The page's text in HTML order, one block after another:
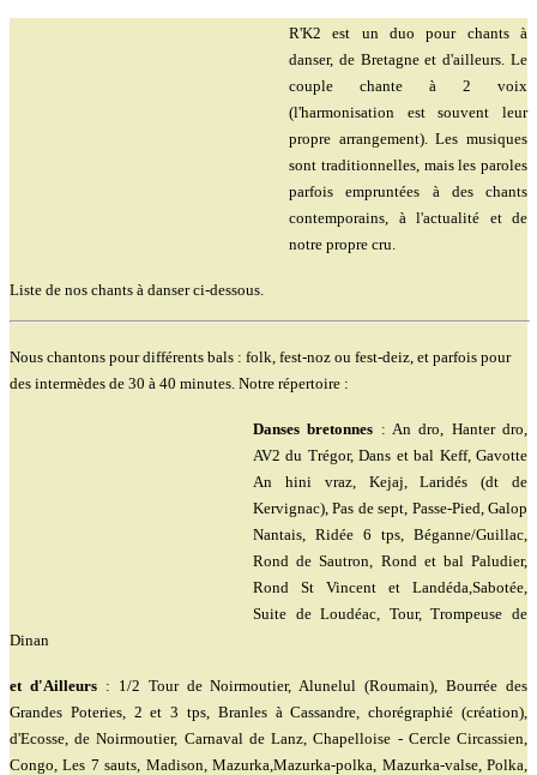
R'K2 est un duo pour chants à
danser, de Bretagne et d'ailleurs. Le
couple chante à 2 voix
(l'harmonisation est souvent leur
propre arrangement). Les musiques
sont traditionnelles, mais les paroles
parfois empruntées à des chants
contemporains, à l'actualité et de
notre propre cru.
Liste de nos chants à danser ci-dessous.
Nous chantons pour différents bals : folk, fest-noz ou fest-deiz, et parfois pour
des intermèdes de 30 à 40 minutes. Notre répertoire :
Danses bretonnes : An dro, Hanter dro,
AV2 du Trégor, Dans et bal Keff, Gavotte
An hini vraz, Kejaj, Laridés (dt de
Kervignac), Pas de sept, Passe-Pied, Galop
Nantais, Ridée 6 tps, Béganne/Guillac,
Rond de Sautron, Rond et bal Paludier,
Rond St Vincent et Landéda,Sabotée,
Suite de Loudéac, Tour, Trompeuse de
Dinan
et d'Ailleurs: 1/2 Tour de Noirmoutier, Alunelul (Roumain), Bourrée des
Grandes Poteries, 2 et 3 tps, Branles à Cassandre, chorégraphié (création),
d'Ecosse, de Noirmoutier, Carnaval de Lanz, Chapelloise - Cercle Circassien,
Congo, Les 7 sauts, Madison, Mazurka,Mazurka-polka, Mazurka-valse, Polka,